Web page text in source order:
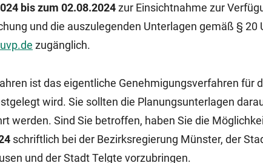
bis zum 02.08.2024zur Einsichtnahme zur
und die auszulegenden Unterlagen gemäß § 20
zugänglich.
ist das eigentliche Genehmigungsverfahren für
wird. Sie sollten die Planungsunterlagen
werden. Sind Sie betroffen, haben Sie die
schriftlich bei der Bezirksregierung Münster, der
und der Stadt Telgte vorzubringen.